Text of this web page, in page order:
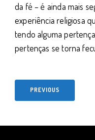
da fé – é ainda mais
experiência religiosa
tendo alguma
pertenças se torna
PREVIOUS